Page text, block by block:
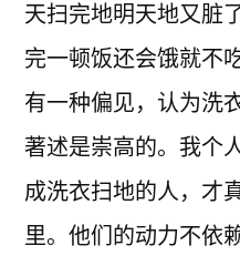
天扫完地明天地又脏
完一顿饭还会饿就不
有一种偏见，认为洗
著述是崇高的。我个
成洗衣扫地的人，才
里。他们的动力不依